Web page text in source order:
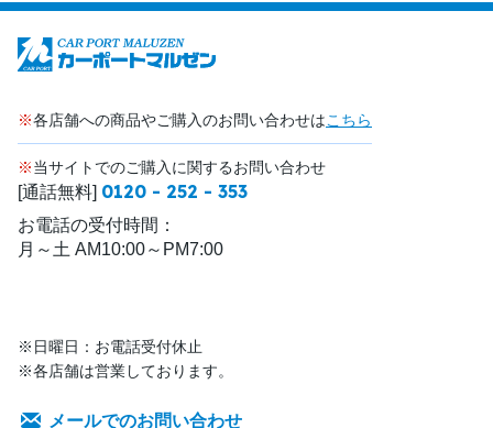
※各店舗への商品やご購入のお問い合わせはこちら
※当サイトでのご購入に関するお問い合わせ
[通話無料] 0120 - 252 - 353
お電話の受付時間：
月～土 AM10:00～PM7:00
※日曜日：お電話受付休止
※各店舗は営業しております。
メールでのお問い合わせ